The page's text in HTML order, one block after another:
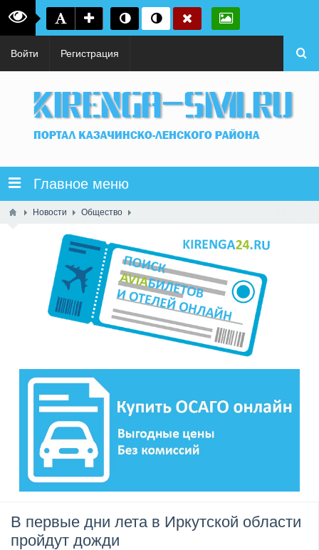
Войти Регистрация
Главное меню
Новости Общество
В первые дни лета в Иркутской области
пройдут дожди